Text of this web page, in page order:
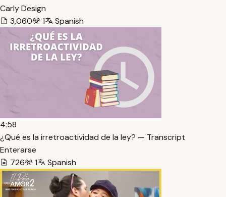
Carly Design
3,060
1 Spanish
4:58
¿Qué es la irretroactividad de la ley? — Transcript
Enterarse
726
1 Spanish